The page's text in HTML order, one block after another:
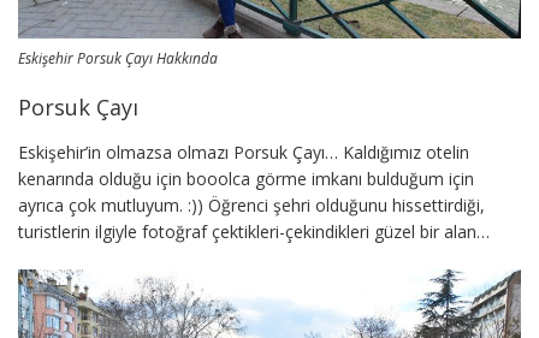
Eskişehir Porsuk Çayı Hakkında
Porsuk Çayı
Eskişehir’in olmazsa olmazı Porsuk Çayı… Kaldığımız otelin
kenarında olduğu için booolca görme imkanı bulduğum için
ayrıca çok mutluyum. :)) Öğrenci şehri olduğunu hissettirdiği,
turistlerin ilgiyle fotoğraf çektikleri-çekindikleri güzel bir alan…